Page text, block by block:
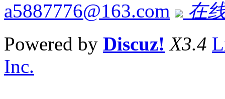
a5887776@163.com
在
Powered by Discuz! X3.4
Inc.